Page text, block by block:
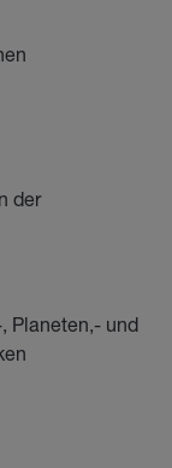
der
Planeten,- und